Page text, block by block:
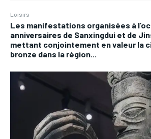
Loisirs
Les manifestations organisées à
anniversaires de Sanxingdui et de
mettant conjointement en valeur la
bronze dans la région...